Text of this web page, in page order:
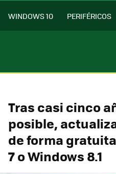
WINDOWS 10 PERIFÉRICOS
Tras casi cinco
posible,
de forma
7 o Windows 8.1